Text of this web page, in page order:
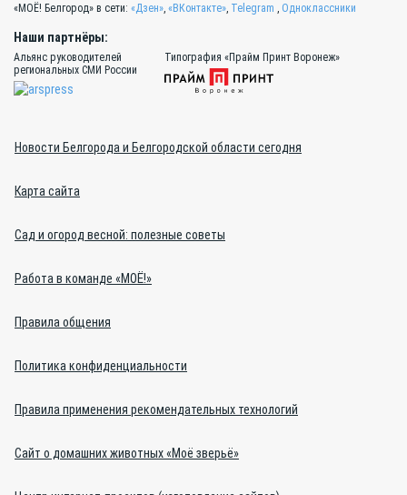
«МОЁ! Белгород» в сети: «Дзен», «ВКонтакте», Telegram , Одноклассники
Наши партнёры:
Альянс руководителей
региональных СМИ России
Типография «Прайм Принт Воронеж»
Новости Белгорода и Белгородской области сегодня
Карта сайта
Сад и огород весной: полезные советы
Работа в команде «МОЁ!»
Правила общения
Политика конфиденциальности
Правила применения рекомендательных технологий
Сайт о домашних животных «Моё зверьё»